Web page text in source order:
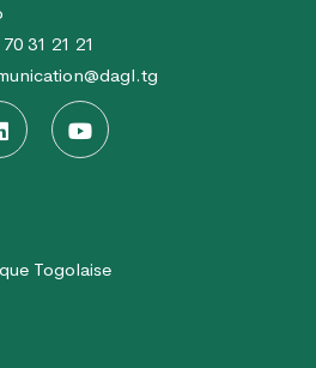
31 21 21
Togolaise